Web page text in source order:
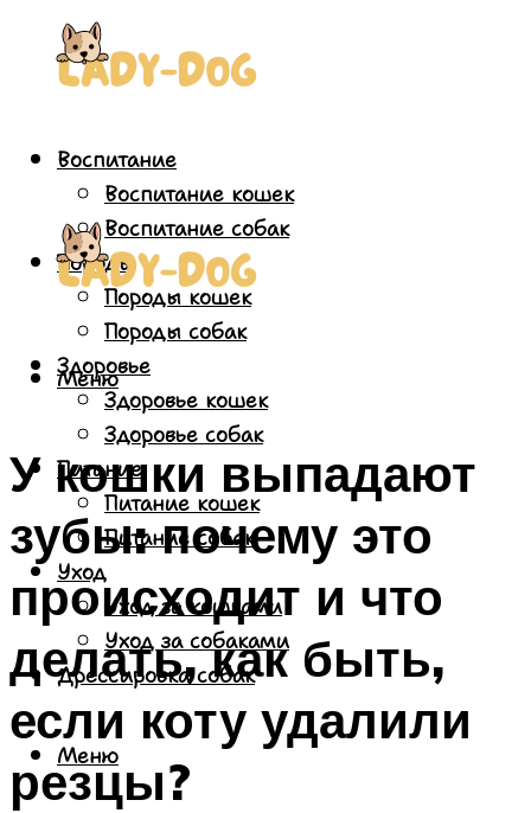
Воспитание
Воспитание кошек
Воспитание собак
Породы
Породы кошек
Породы собак
Здоровье
Здоровье кошек
Здоровье собак
Питание
Питание кошек
Питание собак
Уход
Уход за кошками
Уход за собаками
Дрессировка собак
Меню
Меню
У кошки выпадают
зубы: почему это
происходит и что
делать, как быть,
если коту удалили
резцы?